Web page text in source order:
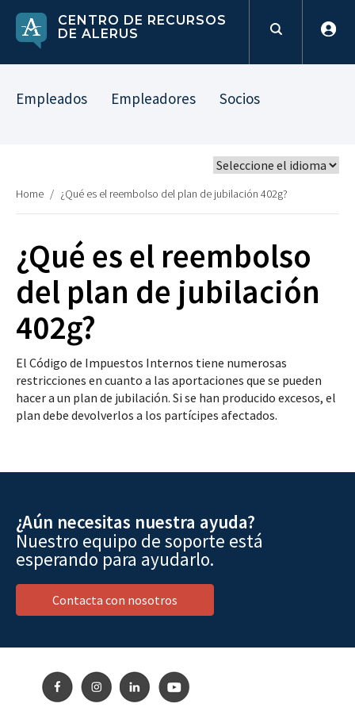
CENTRO DE RECURSOS
DE ALERUS
Empleados Empleadores Socios
Home / ¿Qué es el reembolso del plan de jubilación 402g?
¿Qué es el reembolso
del plan de jubilación
402g?
El Código de Impuestos Internos tiene numerosas
restricciones en cuanto a las aportaciones que se pueden
hacer a un plan de jubilación. Si se han producido excesos, el
plan debe devolverlos a los partícipes afectados.
¿Aún necesitas nuestra ayuda?
Nuestro equipo de soporte está
esperando para ayudarlo.
Contacta con nosotros